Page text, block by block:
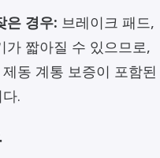
은 경우: 브레이크 패드,
가 짧아질 수 있으므로,
동 계통 보증이 포함된
.